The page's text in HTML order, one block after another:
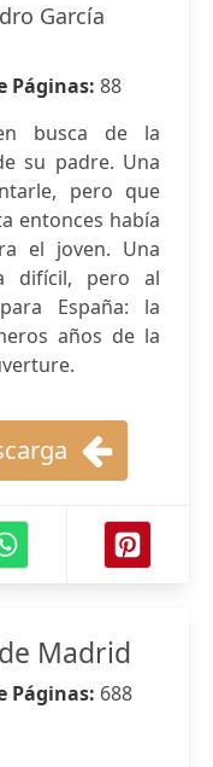
García
Páginas: 88
busca de la
su padre. Una
pero que
entonces había
el joven. Una
difícil, pero al
España: la
años de la
Madrid
Páginas: 688